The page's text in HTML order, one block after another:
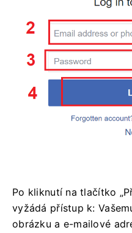
Po kliknutí na tlačítko
vyžádá přístup k:
obrázku a e-mailové